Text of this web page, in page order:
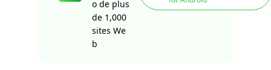
o de plus
de 1,000
sites We
b